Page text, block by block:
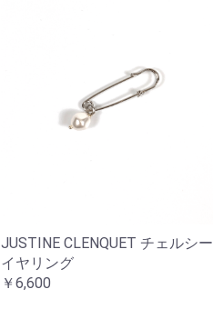
JUSTINE CLENQUET チェルシー
イヤリング
￥6,600